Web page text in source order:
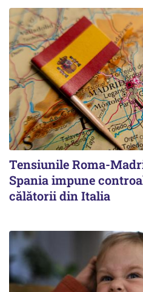
Tensiunile Roma-
Spania impune
călătorii din Italia